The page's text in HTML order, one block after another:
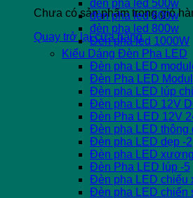
Chưa có sản phẩm trong giỏ
Quay trở lại cửa hàng
đèn pha led 500w
đèn pha led 600w
đèn pha led 800w
Đèn pha led 1000W
Kiểu Dáng Đèn Pha LED
Đèn pha LED
Đèn Pha LED
Đèn pha LED lúp
Đèn pha LED 12V
Đèn Pha LED 12V
Đèn pha LED thông
Đèn pha LED dẹp -2
Đèn pha LED
Đèn Pha LED lúp -5
Đèn pha LED chiếu
Đèn pha LED chiến